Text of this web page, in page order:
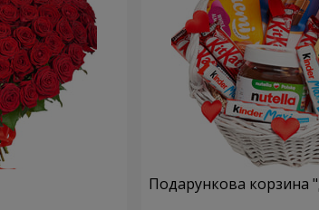
Подарункова корзина